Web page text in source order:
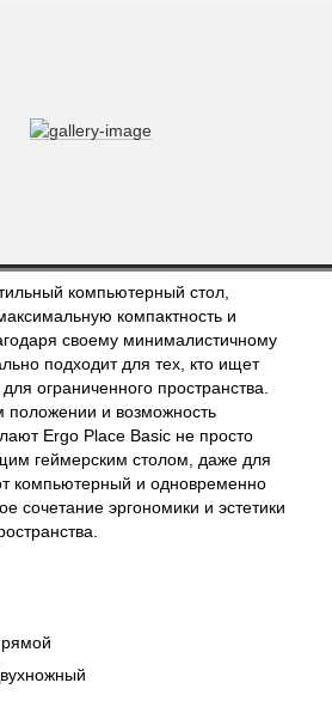
компьютерный стол,
компактность и
своему минималистичному
подходит для тех, кто ищет
ограниченного пространства.
положении и возможность
Ergo Place Basic не просто
геймерским столом, даже для
компьютерный и одновременно
сочетание эргономики и эстетики